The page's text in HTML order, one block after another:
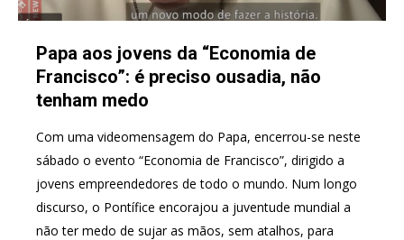
Papa aos jovens da “Economia de
Francisco”: é preciso ousadia, não
tenham medo
Com uma videomensagem do Papa, encerrou-se neste
sábado o evento “Economia de Francisco”, dirigido a
jovens empreendedores de todo o mundo. Num longo
discurso, o Pontífice encorajou a juventude mundial a
não ter medo de sujar as mãos, sem atalhos, para